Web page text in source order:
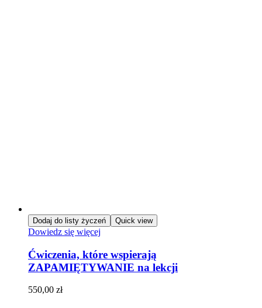
Dodaj do listy życzeń Quick view
Dowiedz się więcej
Ćwiczenia, które wspierają
ZAPAMIĘTYWANIE na lekcji
550,00 zł